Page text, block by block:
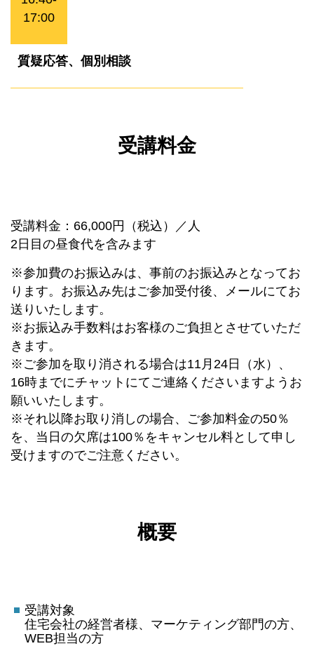
17:00
質疑応答、個別相談
受講料金
受講料金：66,000円（税込）／人
2日目の昼食代を含みます
※参加費のお振込みは、事前のお振込みとなってお
ります。お振込み先はご参加受付後、メールにてお
送りいたします。
※お振込み手数料はお客様のご負担とさせていただ
きます。
※ご参加を取り消される場合は11月24日（水）、
16時までにチャットにてご連絡くださいますようお
願いいたします。
※それ以降お取り消しの場合、ご参加料金の50％
を、当日の欠席は100％をキャンセル料として申し
受けますのでご注意ください。
概要
受講対象
住宅会社の経営者様、マーケティング部門の方、
WEB担当の方